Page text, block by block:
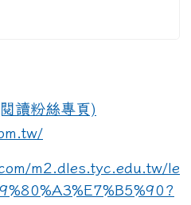
link to https://